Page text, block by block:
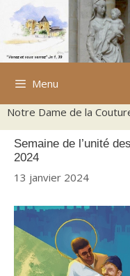
Aller
contenu
Menu
Notre Dame de la
Semaine de l’unité
2024
13 janvier 2024